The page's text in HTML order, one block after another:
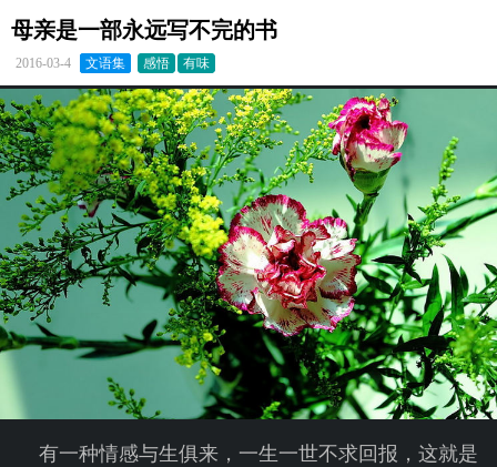
母亲是一部永远写不完的书
2016-03-4 文语集 感悟 有味
有一种情感与生俱来，一生一世不求回报，这就是